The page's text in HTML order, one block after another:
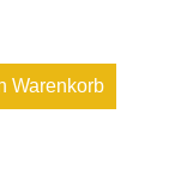
Warenkorb